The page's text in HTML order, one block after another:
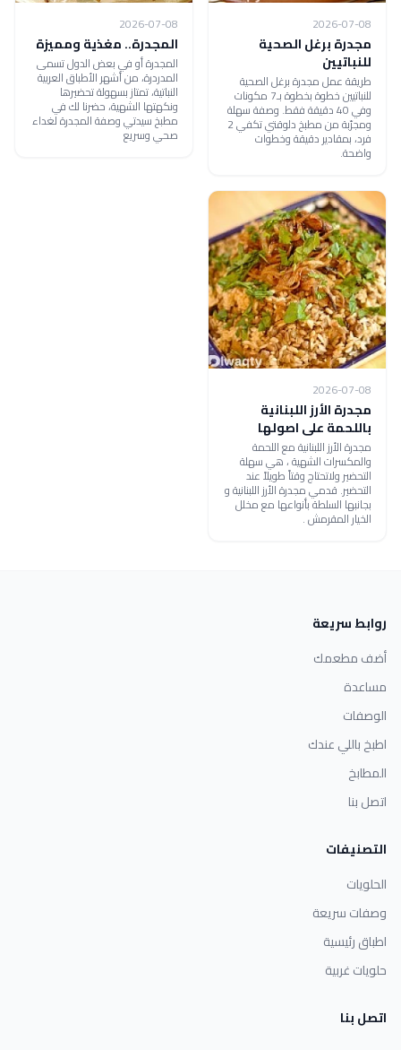
2026-07-08
مجدرة برغل الصحية
للنباتيين
طريقة عمل مجدرة برغل الصحية
للنباتيين خطوة بخطوة بـ7 مكونات
وفي 40 دقيقة فقط. وصفة سهلة
ومجرّبة من مطبخ دلوقتي تكفي 2
فرد، بمقادير دقيقة وخطوات
واضحة.
2026-07-08
المجدرة.. مغذية ومميزة
المجدرة أو في بعض الدول تسمى
المدردرة، من أشهر الأطباق العربية
النباتية، تمتاز بسهولة تحضيرها
ونكهتها الشهية، حضرنا لك في
مطبخ سيدتي وصفة المجدرة لغداء
صحي وسريع
2026-07-08
مجدرة الأرز اللبنانية
باللحمة على اصولها
مجدرة الأرز اللبنانية مع اللحمة
والمكسرات الشهية ، هي سهلة
التحضير ولاتحتاج وقتاً طويلاً عند
التحضير. قدمي مجدرة الأرز اللبنانية و
بجانبها السلطة بأنواعها مع مخلل
الخيار المقرمش .
روابط سريعة
أضف مطعمك
مساعدة
الوصفات
اطبخ باللي عندك
المطابخ
اتصل بنا
التصنيفات
الحلويات
وصفات سريعة
اطباق رئيسية
حلويات غربية
اتصل بنا